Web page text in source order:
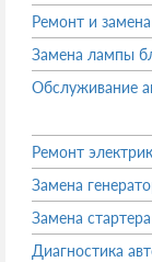
Ремонт и
Замена лампы
Обслуживание
Ремонт
Замена
Замена стартера
Диагностика